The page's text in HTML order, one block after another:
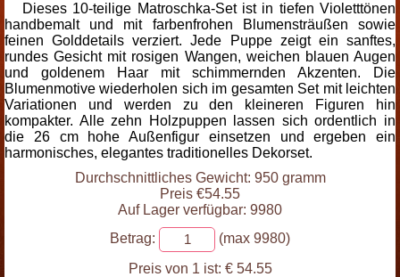
Dieses 10-teilige Matroschka-Set ist in tiefen Violetttönen
handbemalt und mit farbenfrohen Blumensträußen sowie
feinen Golddetails verziert. Jede Puppe zeigt ein sanftes,
rundes Gesicht mit rosigen Wangen, weichen blauen Augen
und goldenem Haar mit schimmernden Akzenten. Die
Blumenmotive wiederholen sich im gesamten Set mit leichten
Variationen und werden zu den kleineren Figuren hin
kompakter. Alle zehn Holzpuppen lassen sich ordentlich in
die 26 cm hohe Außenfigur einsetzen und ergeben ein
harmonisches, elegantes traditionelles Dekorset.
Durchschnittliches Gewicht: 950 gramm
Preis €54.55
Auf Lager verfügbar: 9980
Betrag:
(max 9980)
Preis von 1 ist: € 54.55